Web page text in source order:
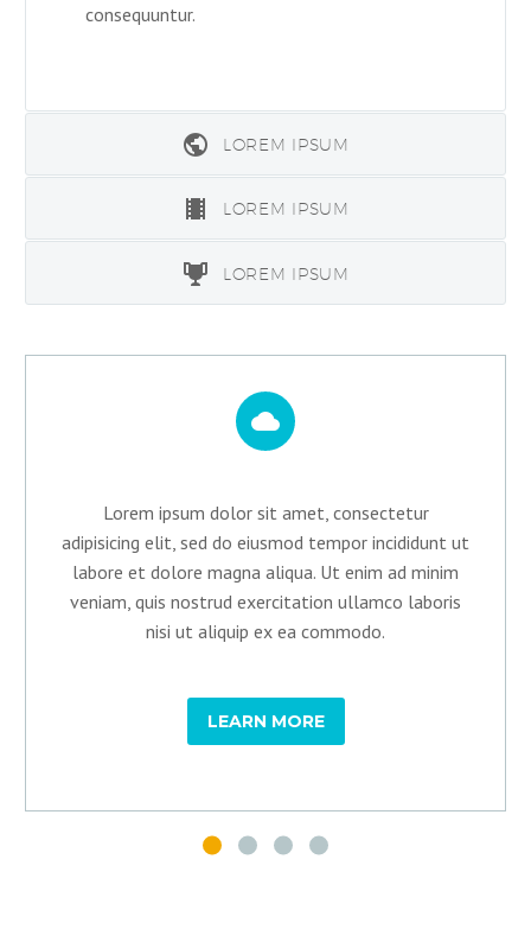
consequuntur.
LOREM IPSUM
LOREM IPSUM
LOREM IPSUM


Lorem ipsum dolor sit amet, consectetur
adipisicing elit, sed do eiusmod tempor incididunt ut
labore et dolore magna aliqua. Ut enim ad minim
veniam, quis nostrud exercitation ullamco laboris
nisi ut aliquip ex ea commodo.
LEARN MORE